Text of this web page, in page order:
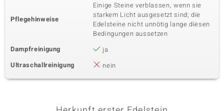
Pflegehinweise
Einige Steine verblassen, wenn sie
starkem Licht ausgesetzt sind; die
Edelsteine nicht unnötig lange diesen
Bedingungen aussetzen
Dampfreinigung
ja
Ultraschallreinigung
nein